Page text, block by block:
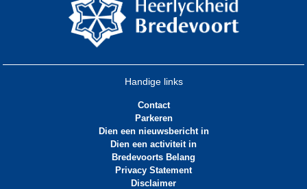
Handige links
Contact
Parkeren
Dien een nieuwsbericht in
Dien een activiteit in
Bredevoorts Belang
Privacy Statement
Disclaimer